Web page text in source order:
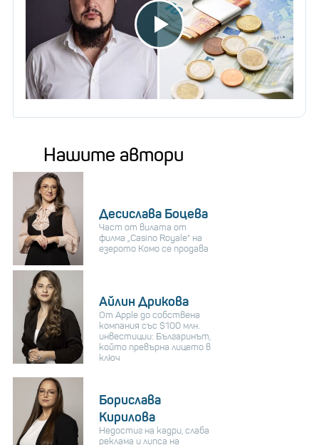
Нашите автори
Десислава Боцева
Част от вилата от
филма „Casino Royale“ на
езерото Комо се продава
Айлин Дрикова
От Apple до собствена
компания със $100 млн.
инвестиции: Българинът,
който превърна лицето в
ключ
Борислава
Кирилова
Недостиг на кадри, слаба
реклама и липса на